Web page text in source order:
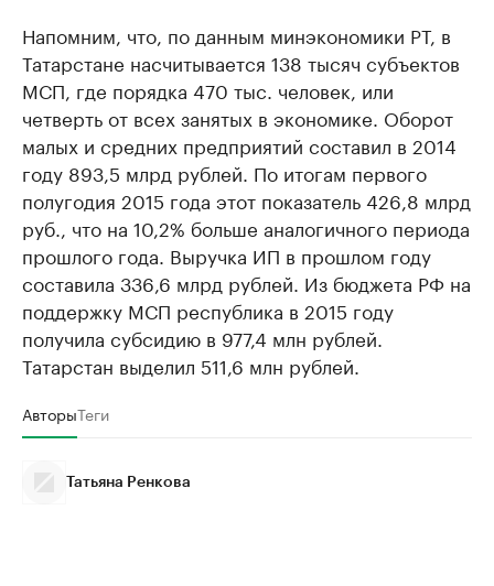
Напомним, что, по данным минэкономики РТ, в
Татарстане насчитывается 138 тысяч субъектов
МСП, где порядка 470 тыс. человек, или
четверть от всех занятых в экономике. Оборот
малых и средних предприятий составил в 2014
году 893,5 млрд рублей. По итогам первого
полугодия 2015 года этот показатель 426,8 млрд
руб., что на 10,2% больше аналогичного периода
прошлого года. Выручка ИП в прошлом году
составила 336,6 млрд рублей. Из бюджета РФ на
поддержку МСП республика в 2015 году
получила субсидию в 977,4 млн рублей.
Татарстан выделил 511,6 млн рублей.
АвторыТеги
Татьяна Ренкова